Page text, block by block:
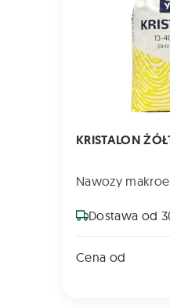
KRISTALON
Nawozy
Dostawa od
Cena od